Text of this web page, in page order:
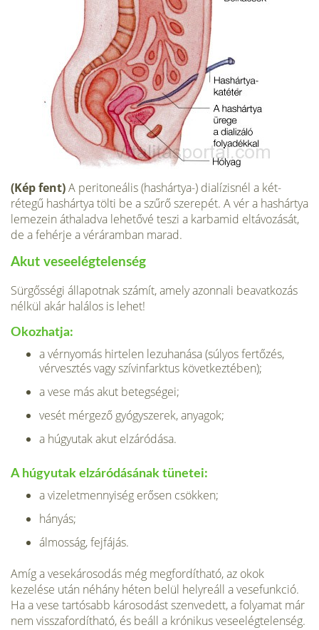
(Kép fent)A peritoneális (hashártya-) dialízisnél a két­
rétegű hashártya tölti be a szűrő szerepét. A vér a hashártya
lemezein áthaladva lehető­vé teszi a karbamid eltávozását,
de a fehérje a véráramban marad.
Akut veseelégtelenség
Sürgősségi állapotnak számít, amely azonnali beavatkozás
nélkül akár halálos is lehet!
Okozhatja:
a vérnyomás hirtelen lezuhanása (súlyos fertőzés,
vérvesztés vagy szívinfarktus következtében);
a vese más akut betegségei;
vesét mérgező gyógyszerek, anya­gok;
a húgyutak akut elzáródása.
A húgyutak elzáródásának tünetei:
a vizeletmennyiség erősen csökken;
hányás;
álmosság, fejfájás.
Amíg a vesekárosodás még megfordít­ható, az okok
kezelése után néhány héten belül helyreáll a vesefunkció.
Ha a vese tartósabb károsodást szenvedett, a folyamat már
nem visszafordítható, és beáll a krónikus veseelégtelenség.